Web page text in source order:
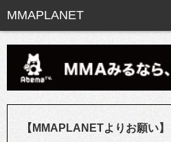
【MMAPLANETよりお願い】